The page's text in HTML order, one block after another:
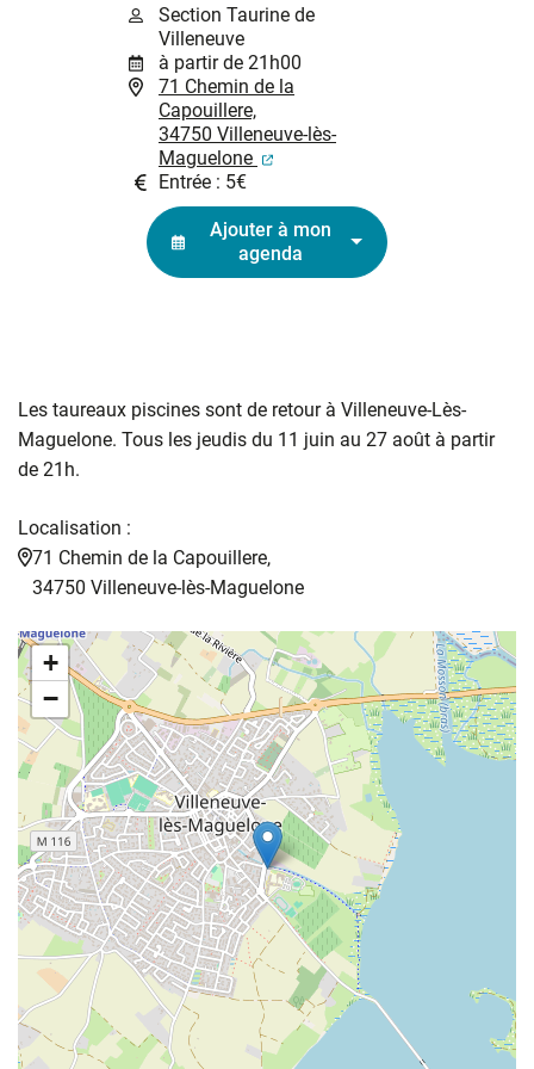
Section Taurine de
Villeneuve
à partir de 21h00
71 Chemin de la
Capouillere,
34750 Villeneuve-lès-
Maguelone
(ouverture dans un nouvel
Entrée : 5€
Ajouter à mon
agenda
Les taureaux piscines sont de retour à Villeneuve-Lès-
Maguelone. Tous les jeudis du 11 juin au 27 août à partir
de 21h.
Localisation :
71 Chemin de la Capouillere,
34750 Villeneuve-lès-Maguelone
+
−